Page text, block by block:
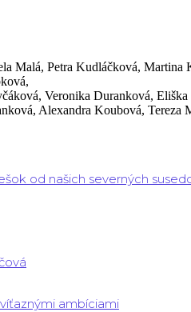
Malá, Petra Kudláčková, Martina
Veronika Duranková,
Alexandra Koubová,
od našich severných
ambíciami